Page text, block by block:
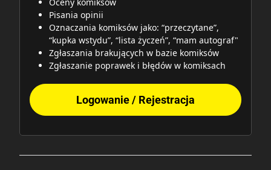
Pisania opinii
Oznaczania komiksów jako: “przeczytane”,
“kupka wstydu”, “lista życzeń”, “mam autograf"
Zgłaszania brakujących w bazie komiksów
Zgłaszanie poprawek i błędów w komiksach
Logowanie / Rejestracja